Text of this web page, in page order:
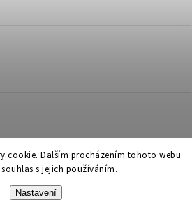
cookie. Dalším procházením tohoto webu
s jejich používáním.
Nastavení
dvoře Praha 5. Všechna práva vyhrazena.
Upravit nastavení cookies
Shoptet| Design